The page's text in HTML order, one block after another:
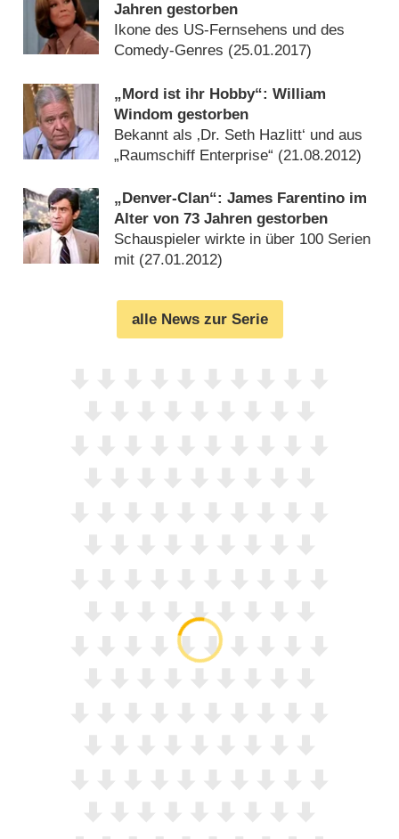
Jahren gestorben
Ikone des US-Fernsehens und des
Comedy-Genres (25.01.2017)
„Mord ist ihr Hobby“: William
Windom gestorben
Bekannt als ‚Dr. Seth Hazlitt‘ und aus
„Raumschiff Enterprise“ (21.08.2012)
„Denver-Clan“: James Farentino im
Alter von 73 Jahren gestorben
Schauspieler wirkte in über 100 Serien
mit (27.01.2012)
alle News zur Serie